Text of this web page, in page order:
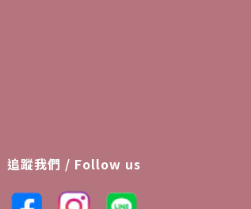
追蹤我們 / Follow us